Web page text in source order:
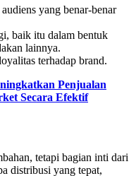
yang benar-benar
baik itu dalam bentuk
lainnya.
terhadap brand.
Penjualan
Secara Efektif
tetapi bagian inti dari
distribusi yang tepat,